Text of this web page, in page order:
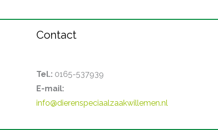
Contact
Tel.:0165-537939
E-mail:
info@dierenspeciaalzaakwillemen.nl